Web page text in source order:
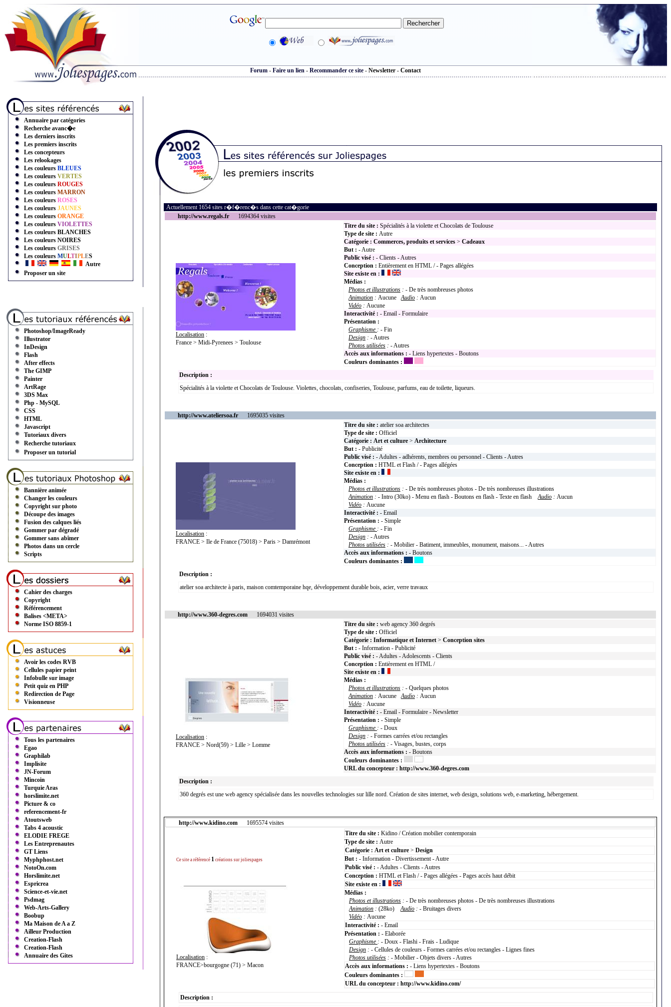
Forum - Faire un lien - Recommander ce site - Newsletter - Contact
Annuaire par catégories
Recherche avanc�e
Les derniers inscrits
Les premiers inscrits
Les concepteurs
Les relookages
Les couleurs BLEUES
Les couleurs VERTES
Les couleurs ROUGES
Les couleurs MARRON
Les couleurs ROSES
Les couleurs JAUNES
Les couleurs ORANGE
Les couleurs VIOLETTES
Les couleurs BLANCHES
Les couleurs NOIRES
Les couleurs GRISES
Les couleurs MULTIPLES
Autre
Proposer un site
Photoshop/ImageReady
Illustrator
InDesign
Flash
After effects
The GIMP
Painter
ArtRage
3DS Max
Php - MySQL
CSS
HTML
Javascript
Tutoriaux divers
Recherche tutoriaux
Proposer un tutorial
Bannière animée
Changer les couleurs
Copyright sur photo
Découpe des images
Fusion des calques liés
Gommer par dégradé
Gommer sans abîmer
Photos dans un cercle
Scripts
Cahier des charges
Copyright
Référencement
Balises <META>
Norme ISO 8859-1
Avoir les codes RVB
Cellules papier peint
Infobulle sur image
Petit quiz en PHP
Redirection de Page
Visionneuse
Tous les partenaires
Egao
Graphilab
Implisite
JN-Forum
Mincoin
Turquie Aras
horslimite.net
Picture & co
referencement-fr
Atoutsweb
Tabs 4 acoustic
ELODIE FREGE
Les Entreprenautes
GT Liens
Myphphost.net
NotoOn.com
Horslimite.net
Espricrea
Science-et-vie.net
Psdmag
Web-Arts-Gallery
Boobup
Ma Maison de A a Z
Ailleur Production
Creation-Flash
Creation-Flash
Annuaire des Gites
Actuellement 1654 sites r�f�renc�s dans cette cat�gorie
http://www.regals.fr 1694364 visites
Localisation :
France > Midi-Pyrenees > Toulouse
Titre du site : Spécialités à la violette et Chocolats de Toulouse
Type de site : Autre
Catégorie : Commerces, produits et services > Cadeaux
But : - Autre
Public visé : - Clients - Autres
Conception : Entièrement en HTML / - Pages allégées
Site existe en :
Médias :
Photos et illustrations : - De très nombreuses photos
Animation : AucuneAudio : Aucun
Vidéo : Aucune
Interactivité : - Email - Formulaire
Présentation :
Graphisme : - Fin
Design : - Autres
Photos utilisées : - Autres
Accès aux informations : - Liens hypertextes - Boutons
Couleurs dominantes :
Description :
Spécialités à la violette et Chocolats de Toulouse. Violettes, chocolats, confiseries, Toulouse, parfums, eau de toilette, liqueurs.
http://www.ateliersoa.fr 1695035 visites
Localisation :
FRANCE > Ile de France (75018) > Paris > Damrémont
Titre du site : atelier soa architectes
Type de site : Officiel
Catégorie : Art et culture > Architecture
But : - Publicité
Public visé : - Adultes - adhérents, membres ou personnel - Clients - Autres
Conception : HTML et Flash / - Pages allégées
Site existe en :
Médias :
Photos et illustrations : - De très nombreuses photos - De très nombreuses illustrations
Animation : - Intro (30ko) - Menu en flash - Boutons en flash - Texte en flashAudio : Aucun
Vidéo : Aucune
Interactivité : - Email
Présentation : - Simple
Graphisme : - Fin
Design : - Autres
Photos utilisées : - Mobilier - Batiment, immeubles, monument, maisons... - Autres
Accès aux informations : - Boutons
Couleurs dominantes :
Description :
atelier soa architecte à paris, maison comtemporaine hqe, développement durable bois, acier, verre travaux
http://www.360-degres.com 1694031 visites
Localisation :
FRANCE > Nord(59) > Lille > Lomme
Titre du site : web agency 360 degrés
Type de site : Officiel
Catégorie : Informatique et Internet > Conception sites
But : - Information - Publicité
Public visé : - Adultes - Adolescents - Clients
Conception : Entièrement en HTML /
Site existe en :
Médias :
Photos et illustrations : - Quelques photos
Animation : AucuneAudio : Aucun
Vidéo : Aucune
Interactivité : - Email - Formulaire - Newsletter
Présentation : - Simple
Graphisme : - Doux
Design : - Formes carrées et/ou rectangles
Photos utilisées : - Visages, bustes, corps
Accès aux informations : - Boutons
Couleurs dominantes :
URL du concepteur : http://www.360-degres.com
Description :
360 degrés est une web agency spécialisée dans les nouvelles technologies sur lille nord. Création de sites internet, web design, solutions web, e-marketing, hébergement.
http://www.kidino.com 1695574 visites
Ce site a référencé 1 créations sur joliespages
Localisation :
FRANCE>bourgogne (71) > Macon
Titre du site : Kidino / Création mobilier contemporain
Type de site : Autre
Catégorie : Art et culture > Design
But : - Information - Divertissement - Autre
Public visé : - Adultes - Clients - Autres
Conception : HTML et Flash / - Pages allégées - Pages accès haut débit
Site existe en :
Médias :
Photos et illustrations : - De très nombreuses photos - De très nombreuses illustrations
Animation : (28ko)Audio : - Bruitages divers
Vidéo : Aucune
Interactivité : - Email
Présentation : - Elaborée
Graphisme : - Doux - Flashi - Frais - Ludique
Design : - Cellules de couleurs - Formes carrées et/ou rectangles - Lignes fines
Photos utilisées : - Mobilier - Objets divers - Autres
Accès aux informations : - Liens hypertextes - Boutons
Couleurs dominantes :
URL du concepteur : http://www.kidino.com/
Description :